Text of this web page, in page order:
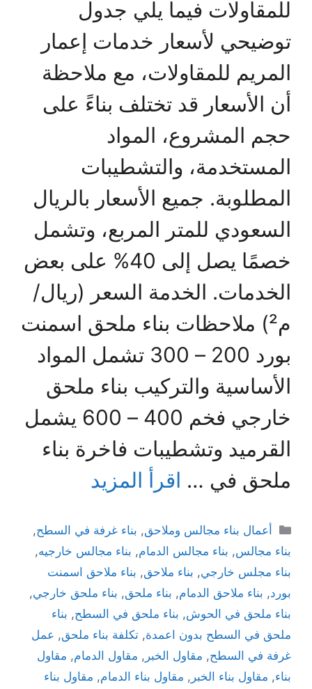
للمقاولات فيما يلي جدول
توضيحي لأسعار خدمات إعمار
المريم للمقاولات، مع ملاحظة
أن الأسعار قد تختلف بناءً على
حجم المشروع، المواد
المستخدمة، والتشطيبات
المطلوبة. جميع الأسعار بالريال
السعودي للمتر المربع، وتشمل
خصمًا يصل إلى 40% على بعض
الخدمات. الخدمة السعر (ريال/
م²) ملاحظات بناء ملحق اسمنت
بورد 200 – 300 تشمل المواد
الأساسية والتركيب بناء ملحق
خارجي فخم 400 – 600 يشمل
القرميد وتشطيبات فاخرة بناء
ملحق في … اقرأ المزيد
أعمال بناء مجالس وملاحق, بناء غرفة في السطح,
بناء مجالس, بناء مجالس الدمام, بناء مجالس خارجيه,
بناء مجلس خارجي, بناء ملاحق, بناء ملاحق اسمنت
بورد, بناء ملاحق الدمام, بناء ملحق, بناء ملحق خارجي,
بناء ملحق في الحوش, بناء ملحق في السطح, بناء
ملحق في السطح بدون اعمدة, تكلفة بناء ملحق, عمل
غرفة في السطح, مقاول الخبر , مقاول الدمام, مقاول
بناء, مقاول بناء الخبر , مقاول بناء الدمام, مقاول بناء